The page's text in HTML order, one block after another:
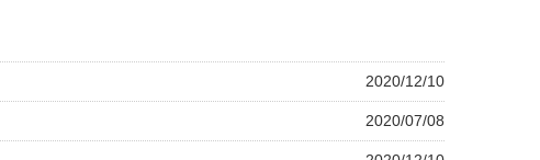
2020/12/10
2020/07/08